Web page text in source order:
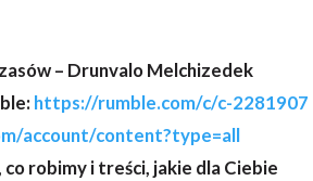
– Drunvalo Melchizedek
https://rumble.com/c/c-2281907
account/content?type=all
co robimy i treści, jakie dla Ciebie